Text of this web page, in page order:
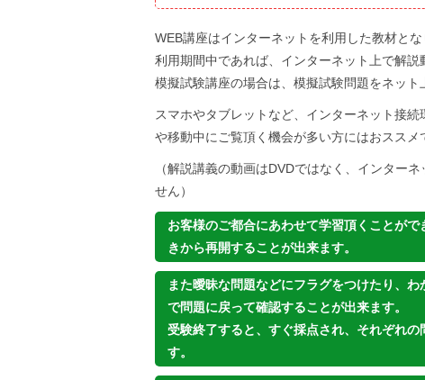
WEB講座はインターネットを利用した教材とな
利用期間中であれば、インターネット上で解説
模擬試験講座の場合は、模擬試験問題をネッ
スマホやタブレットなど、インターネット接
や移動中にご覧頂く機会が多い方にはおススメ
（解説講義の動画はDVDではなく、インター
せん）
お客様のご都合にあわせて学習頂くことが
きから再開することが出来ます。
また曖昧な問題などにフラグをつけたり、
で問題に戻って確認することが出来ます。
受験終了すると、すぐ採点され、それぞれ
す。